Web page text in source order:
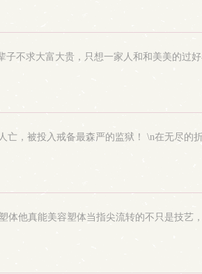
不求大富大贵，只想一家人和和美美的过好
亡，被投入戒备最森严的监狱！ \n在无尽的
体他真能美容塑体当指尖流转的不只是技艺